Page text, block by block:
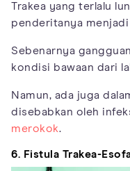
Trakea yang terlalu
penderitanya menjadi
Sebenarnya
kondisi bawaan dari
Namun, ada juga
disebabkan oleh
merokok.
6. Fistula Trakea-